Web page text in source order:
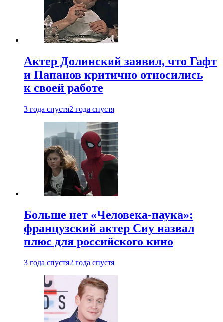
Актер Долинский заявил, что Гафт
и Папанов критично относились
к своей работе
3 года спустя2 года спустя
Больше нет «Человека-паука»:
французский актер Сиу назвал
плюс для российского кино
3 года спустя2 года спустя